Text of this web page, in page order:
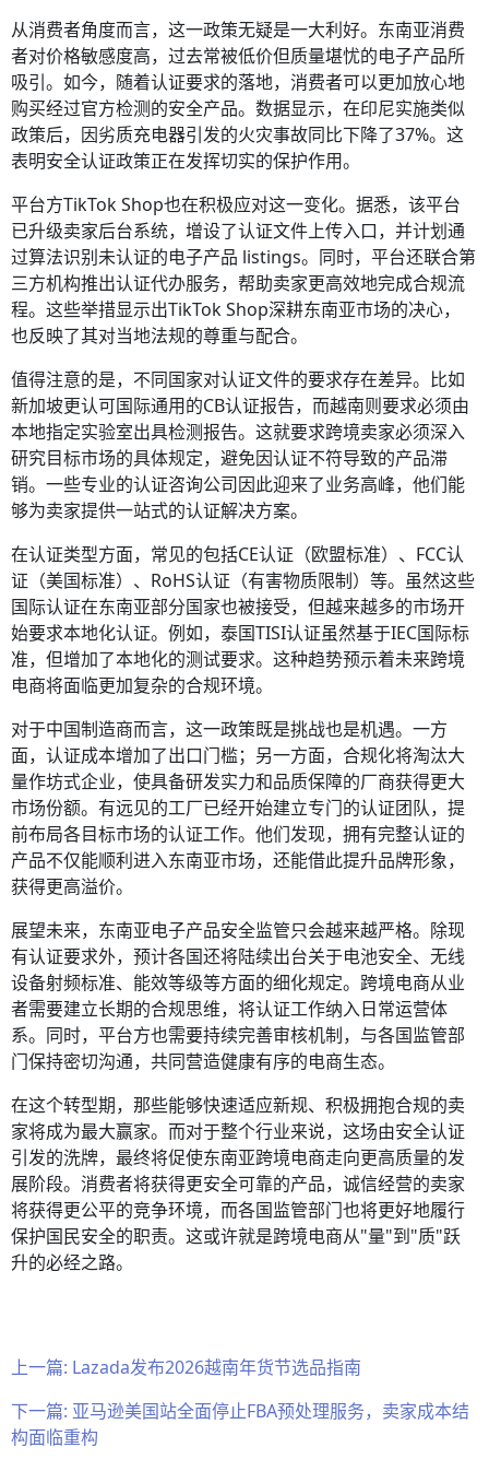
从消费者角度而言，这一政策无疑是一大利好。东南亚消费
者对价格敏感度高，过去常被低价但质量堪忧的电子产品所
吸引。如今，随着认证要求的落地，消费者可以更加放心地
购买经过官方检测的安全产品。数据显示，在印尼实施类似
政策后，因劣质充电器引发的火灾事故同比下降了37%。这
表明安全认证政策正在发挥切实的保护作用。
平台方TikTok Shop也在积极应对这一变化。据悉，该平台
已升级卖家后台系统，增设了认证文件上传入口，并计划通
过算法识别未认证的电子产品 listings。同时，平台还联合第
三方机构推出认证代办服务，帮助卖家更高效地完成合规流
程。这些举措显示出TikTok Shop深耕东南亚市场的决心，
也反映了其对当地法规的尊重与配合。
值得注意的是，不同国家对认证文件的要求存在差异。比如
新加坡更认可国际通用的CB认证报告，而越南则要求必须由
本地指定实验室出具检测报告。这就要求跨境卖家必须深入
研究目标市场的具体规定，避免因认证不符导致的产品滞
销。一些专业的认证咨询公司因此迎来了业务高峰，他们能
够为卖家提供一站式的认证解决方案。
在认证类型方面，常见的包括CE认证（欧盟标准）、FCC认
证（美国标准）、RoHS认证（有害物质限制）等。虽然这些
国际认证在东南亚部分国家也被接受，但越来越多的市场开
始要求本地化认证。例如，泰国TISI认证虽然基于IEC国际标
准，但增加了本地化的测试要求。这种趋势预示着未来跨境
电商将面临更加复杂的合规环境。
对于中国制造商而言，这一政策既是挑战也是机遇。一方
面，认证成本增加了出口门槛；另一方面，合规化将淘汰大
量作坊式企业，使具备研发实力和品质保障的厂商获得更大
市场份额。有远见的工厂已经开始建立专门的认证团队，提
前布局各目标市场的认证工作。他们发现，拥有完整认证的
产品不仅能顺利进入东南亚市场，还能借此提升品牌形象，
获得更高溢价。
展望未来，东南亚电子产品安全监管只会越来越严格。除现
有认证要求外，预计各国还将陆续出台关于电池安全、无线
设备射频标准、能效等级等方面的细化规定。跨境电商从业
者需要建立长期的合规思维，将认证工作纳入日常运营体
系。同时，平台方也需要持续完善审核机制，与各国监管部
门保持密切沟通，共同营造健康有序的电商生态。
在这个转型期，那些能够快速适应新规、积极拥抱合规的卖
家将成为最大赢家。而对于整个行业来说，这场由安全认证
引发的洗牌，最终将促使东南亚跨境电商走向更高质量的发
展阶段。消费者将获得更安全可靠的产品，诚信经营的卖家
将获得更公平的竞争环境，而各国监管部门也将更好地履行
保护国民安全的职责。这或许就是跨境电商从"量"到"质"跃
升的必经之路。
上一篇: Lazada发布2026越南年货节选品指南
下一篇: 亚马逊美国站全面停止FBA预处理服务，卖家成本结
构面临重构